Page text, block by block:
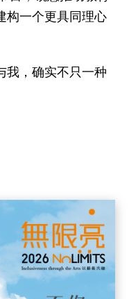
构一个更具同理心
我，确实不只一种